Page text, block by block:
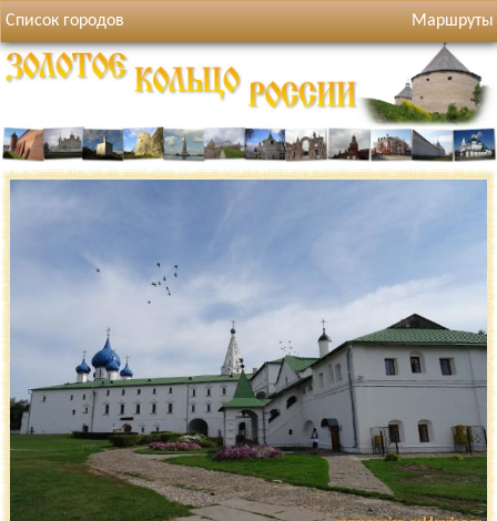
Список городов Маршруты